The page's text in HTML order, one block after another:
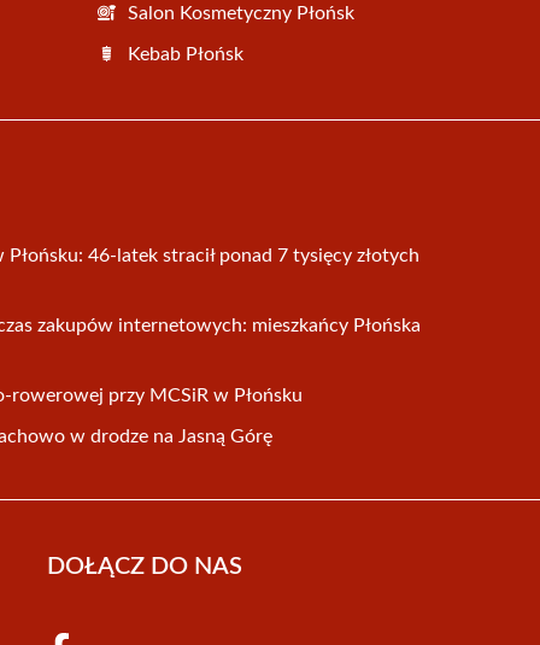
Salon Kosmetyczny Płońsk
Kebab Płońsk
46-latek stracił ponad 7 tysięcy złotych
zakupów internetowych: mieszkańcy Płońska
rowerowej przy MCSiR w Płońsku
w drodze na Jasną Górę
DOŁĄCZ DO NAS